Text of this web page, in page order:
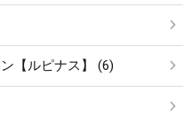
【ルピナス】 (6)